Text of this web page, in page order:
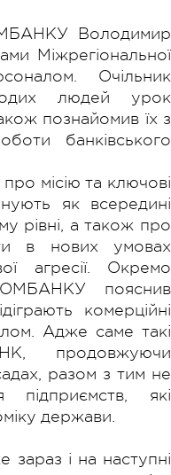
Володимир
Міжрегіональної
Очільник
людей урок
познайомив їх з
банківського
місію та ключові
як всередині
рівні, а також про
в нових умовах
агресії. Окремо
пояснив
комерційні
Адже саме такі
продовжуючи
разом з тим не
підприємств, які
держави.
зараз і на наступні